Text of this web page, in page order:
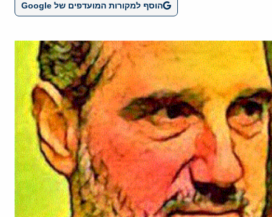
הוסף למקורות המועדפים של Google